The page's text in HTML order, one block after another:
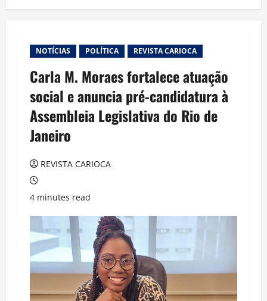
NOTÍCIAS POLÍTICA REVISTA CARIOCA
Carla M. Moraes fortalece atuação
social e anuncia pré-candidatura à
Assembleia Legislativa do Rio de
Janeiro
REVISTA CARIOCA
4 minutes read